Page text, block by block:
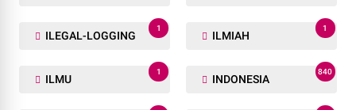
ILEGAL-LOGGING
1
ILMIAH
1
ILMU
1
INDONESIA
840